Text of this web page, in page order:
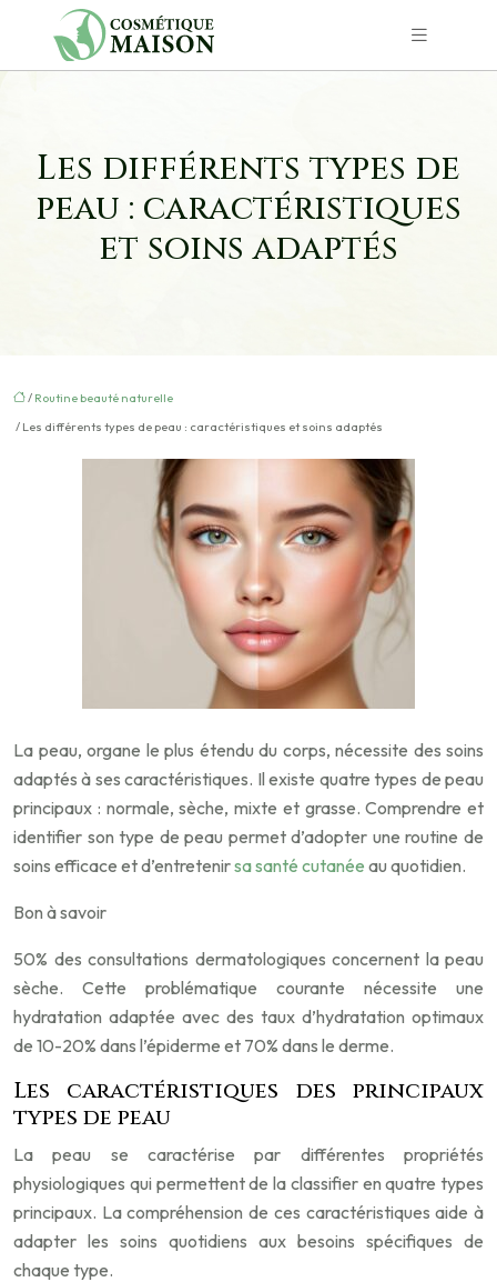
Les différents types de
peau : caractéristiques
et soins adaptés
/ Routine beauté naturelle
/ Les différents types de peau : caractéristiques et soins adaptés
La peau, organe le plus étendu du corps, nécessite des soins
adaptés à ses caractéristiques. Il existe quatre types de peau
principaux : normale, sèche, mixte et grasse. Comprendre et
identifier son type de peau permet d’adopter une routine de
soins efficace et d’entretenirsa santé cutanée au quotidien.
Bon à savoir
50% des consultations dermatologiques concernent la peau
sèche. Cette problématique courante nécessite une
hydratation adaptée avec des taux d’hydratation optimaux
de 10-20% dans l’épiderme et 70% dans le derme.
Les caractéristiques des principaux
types de peau
La peau se caractérise par différentes propriétés
physiologiques qui permettent de la classifier en quatre types
principaux. La compréhension de ces caractéristiques aide à
adapter les soins quotidiens aux besoins spécifiques de
chaque type.